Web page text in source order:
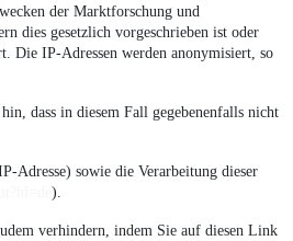
der Marktforschung und
dies gesetzlich vorgeschrieben ist oder
Die IP-Adressen werden anonymisiert, so
dass in diesem Fall gegebenenfalls nicht
Adresse) sowie die Verarbeitung dieser
).
verhindern, indem Sie auf diesen Link